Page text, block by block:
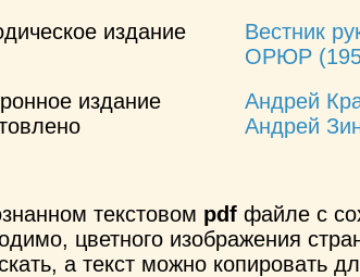
издание
Вестник
ОРЮР
издание
Андрей
Андрей
текстовом pdf файле с
цветного изображения
а текст можно копировать